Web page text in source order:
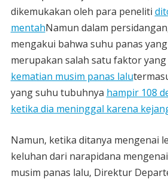
dikemukakan oleh para peneliti
mentahNamun dalam
mengakui bahwa suhu panas
merupakan salah satu faktor
kematian musim panas lalu
yang suhu tubuhnya hampir 108
ketika dia meninggal karena
Namun, ketika ditanya mengenai
keluhan dari narapidana
musim panas lalu, Direktur